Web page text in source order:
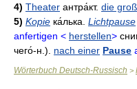
4) Theater антра́кт. die
5) Kopie ка́лька Lichtpause
anfertigen < herstellen>
чего́-н.). nach einer Pause
Wörterbuch Deutsch-Russisch >